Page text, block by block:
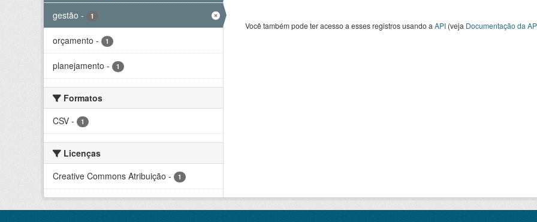
gestão - 1
orçamento - 1
planejamento - 1
Formatos
CSV - 1
Licenças
Creative Commons Atribuição - 1
Você também pode ter acesso a esses registros usando a API(veja Documentação da